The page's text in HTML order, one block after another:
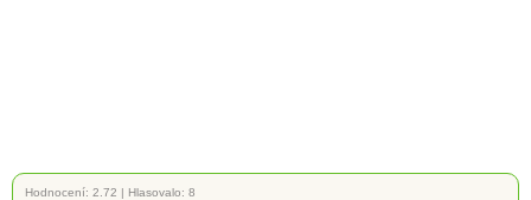
Hodnocení: 2.72 | Hlasovalo: 8